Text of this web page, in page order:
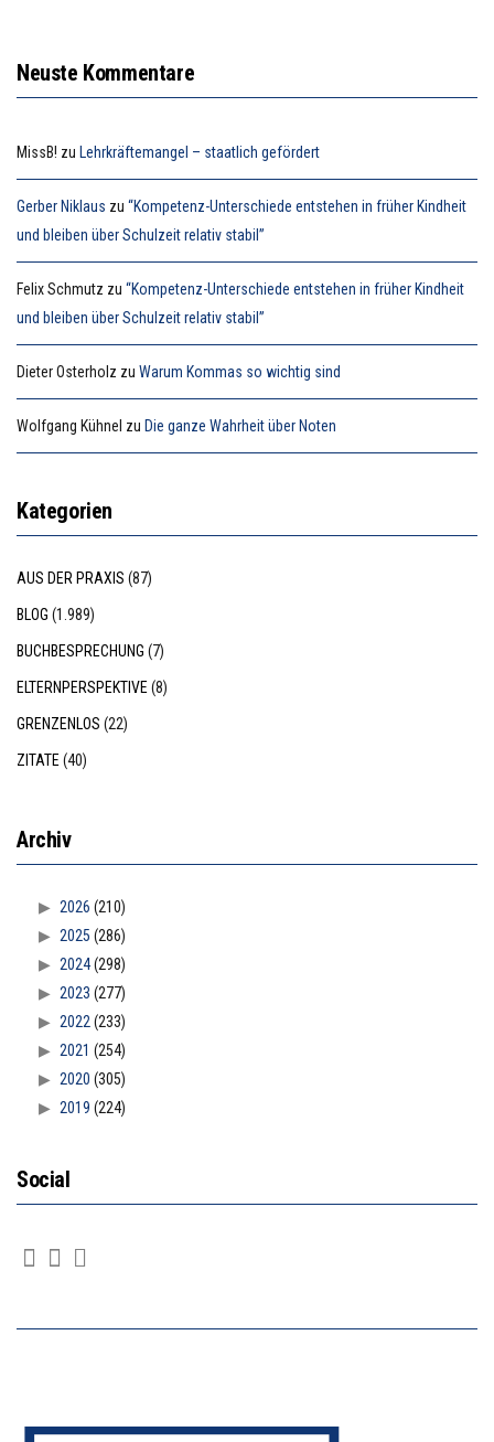
Neuste Kommentare
MissB! zu Lehrkräftemangel – staatlich gefördert
Gerber Niklaus zu “Kompetenz-Unterschiede entstehen in früher Kindheit
und bleiben über Schulzeit relativ stabil”
Felix Schmutz zu “Kompetenz-Unterschiede entstehen in früher Kindheit
und bleiben über Schulzeit relativ stabil”
Dieter Osterholz zu Warum Kommas so wichtig sind
Wolfgang Kühnel zu Die ganze Wahrheit über Noten
Kategorien
AUS DER PRAXIS (87)
BLOG (1.989)
BUCHBESPRECHUNG (7)
ELTERNPERSPEKTIVE(8)
GRENZENLOS (22)
ZITATE(40)
Archiv
2026 (210)
2025 (286)
2024(298)
2023 (277)
2022(233)
2021 (254)
2020 (305)
2019 (224)
Social